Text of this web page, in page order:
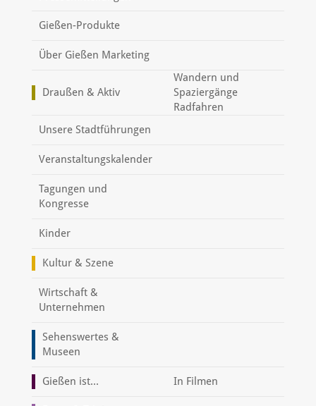
Gießen-Produkte
Über Gießen Marketing
Draußen & Aktiv
Wandern und
Spaziergänge
Radfahren
Unsere Stadtführungen
Veranstaltungskalender
Tagungen und
Kongresse
Kinder
Kultur & Szene
Wirtschaft &
Unternehmen
Sehenswertes &
Museen
Gießen ist... In Filmen